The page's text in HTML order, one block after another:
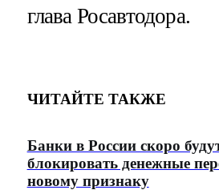
глава Росавтодора.
ЧИТАЙТЕ ТАКЖЕ
Банки в России скоро
блокировать денежные
новому признаку